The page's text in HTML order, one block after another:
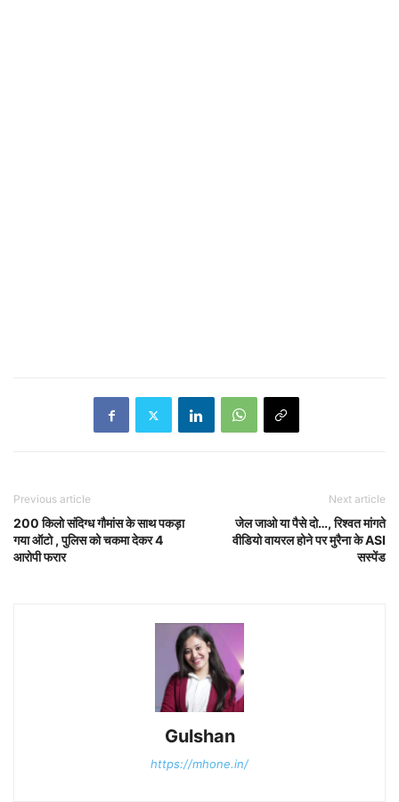
Previous article
200 किलो संदिग्ध गौमांस के साथ पकड़ा
गया ऑटो , पुलिस को चकमा देकर 4
आरोपी फरार
Next article
जेल जाओ या पैसे दो…, रिश्वत मांगते
वीडियो वायरल होने पर मुरैना के ASI
सस्पेंड
Gulshan
https://mhone.in/